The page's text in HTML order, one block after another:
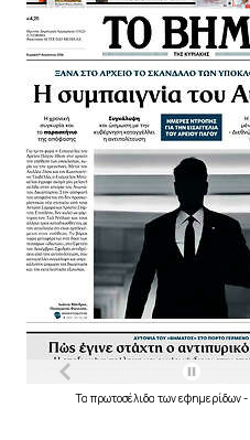
Τα πρωτοσέλιδα τωνεφημερίδων-